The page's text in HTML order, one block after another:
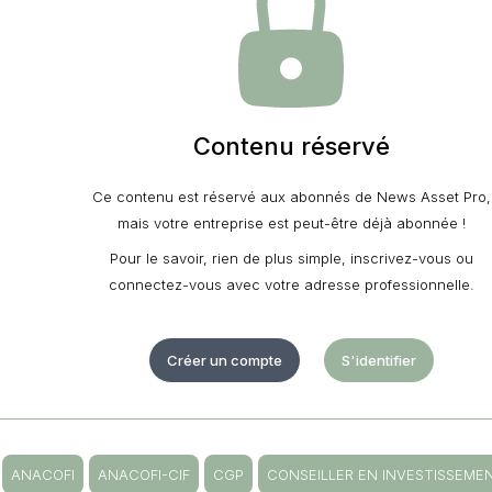
Contenu réservé
Ce contenu est réservé aux abonnés de News Asset Pro,
mais votre entreprise est peut-être déjà abonnée !
Pour le savoir, rien de plus simple, inscrivez-vous ou
connectez-vous avec votre adresse professionnelle.
Créer un compte S'identifier
ANACOFI ANACOFI-CIF CGP CONSEILLER EN